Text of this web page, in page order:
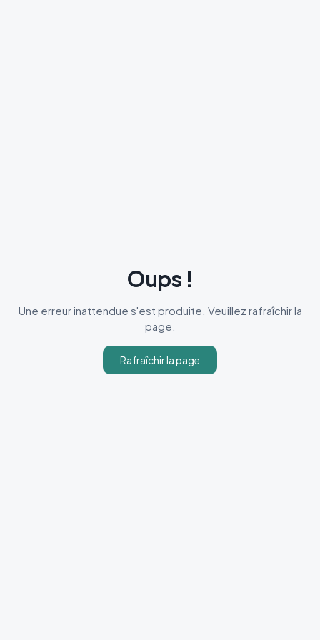
Oups !
Une erreur inattendue s'est produite. Veuillez rafraîchir la
page.
Rafraîchir la page